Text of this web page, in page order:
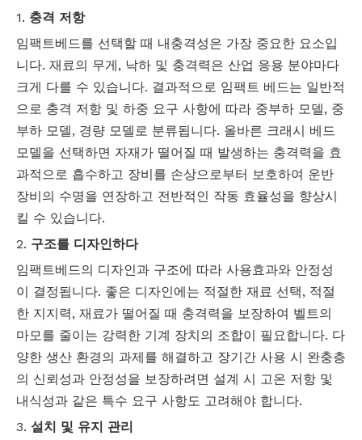
1. 충격 저항
임팩트베드를 선택할 때 내충격성은 가장 중요한 요소입
니다. 재료의 무게, 낙하 및 충격력은 산업 응용 분야마다
크게 다를 수 있습니다. 결과적으로 임팩트 베드는 일반적
으로 충격 저항 및 하중 요구 사항에 따라 중부하 모델, 중
부하 모델, 경량 모델로 분류됩니다. 올바른 크래시 베드
모델을 선택하면 자재가 떨어질 때 발생하는 충격력을 효
과적으로 흡수하고 장비를 손상으로부터 보호하여 운반
장비의 수명을 연장하고 전반적인 작동 효율성을 향상시
킬 수 있습니다.
2. 구조를 디자인하다
임팩트베드의 디자인과 구조에 따라 사용효과와 안정성
이 결정됩니다. 좋은 디자인에는 적절한 재료 선택, 적절
한 지지력, 재료가 떨어질 때 충격력을 보장하여 벨트의
마모를 줄이는 강력한 기계 장치의 조합이 필요합니다. 다
양한 생산 환경의 과제를 해결하고 장기간 사용 시 완충층
의 신뢰성과 안정성을 보장하려면 설계 시 고온 저항 및
내식성과 같은 특수 요구 사항도 고려해야 합니다.
3. 설치 및 유지 관리